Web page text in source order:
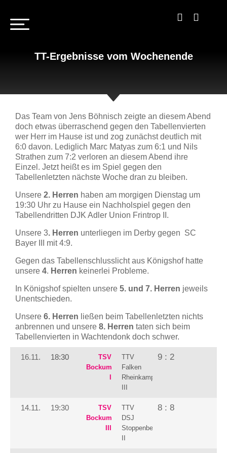
TT-Ergebnisse vom Wochenende
Das Team von Jens Böhnisch zeigte an diesem Abend
doch etwas überraschend gegen den Tabellenvierten
wer Herr im Hause ist und zog zunächst deutlich mit
6:0 davon. Lediglich Marc Matyas zum 6:1 und Nils
Strathen zum 7:2 verloren an diesem Abend ihre
Einzel. Jetzt heißt es im Spiel gegen den
Tabellenletzten nächste Woche dran zu bleiben.
Unsere 2. Herren haben am morgigen Dienstag um
19:30 Uhr zu Hause ein Nachholspiel gegen den
Tabellendritten DJK Adler Union Frintrop II.
Unsere 3. Herren unterliegen im Derby gegen SC
Bayer III mit 4:9.
Gegen das Tabellenschlusslicht aus Königshof hatte
unsere 4. Herren keinerlei Probleme.
In Königshof spielten unsere 5. und 7. Herren jeweils
Unentschieden.
Unsere 6. Herren ließen beim Tabellenletzten nichts
anbrennen und unsere 8. Herren taten sich beim
Tabellenvierten in Wachtendonk doch schwer.
16.11. 18:30
TSV
Bockum
TTV
Falken
Rheinkamp
9 : 2
14.11. 19:30
TSV
Bockum
TTV
DSJ
Stoppenberg
8 : 8